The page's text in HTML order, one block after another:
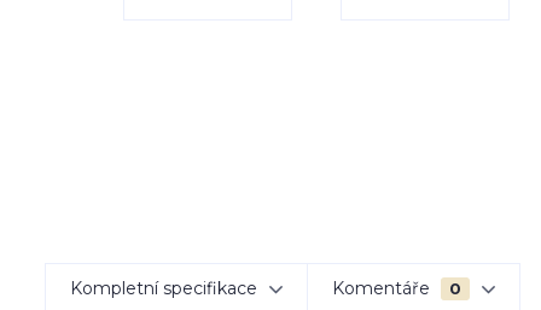
Kompletní specifikace Komentáře 0